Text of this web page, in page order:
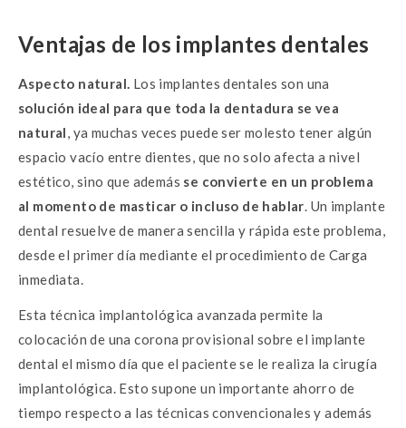
Ventajas de los implantes dentales
Aspecto natural. Los implantes dentales son una
solución ideal para que toda la dentadura se vea
natural, ya muchas veces puede ser molesto tener algún
espacio vacío entre dientes, que no solo afecta a nivel
estético, sino que además se convierte en un problema
al momento de masticar o incluso de hablar. Un implante
dental resuelve de manera sencilla y rápida este problema,
desde el primer día mediante el procedimiento de Carga
inmediata.
Esta técnica implantológica avanzada permite la
colocación de una corona provisional sobre el implante
dental el mismo día que el paciente se le realiza la cirugía
implantológica. Esto supone un importante ahorro de
tiempo respecto a las técnicas convencionales y además